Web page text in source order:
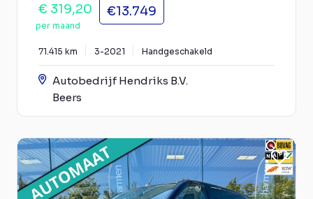
€ 319,20
per maand
€13.749
71.415 km 3-2021 Handgeschakeld
Autobedrijf Hendriks B.V.
Beers